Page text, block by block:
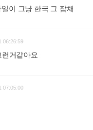
이 그냥 한국 그 잡채
06:26:59
거같아요
07:05:00